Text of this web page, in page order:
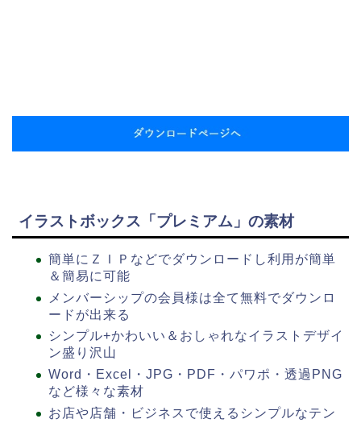
イラストボックス「プレミアム」の素材
簡単にＺＩＰなどでダウンロードし利用が簡単
＆簡易に可能
メンバーシップの会員様は全て無料でダウンロ
ードが出来る
シンプル+かわいい＆おしゃれなイラストデザイ
ン盛り沢山
Word・Excel・JPG・PDF・パワポ・透過PNG
など様々な素材
お店や店舗・ビジネスで使えるシンプルなテン